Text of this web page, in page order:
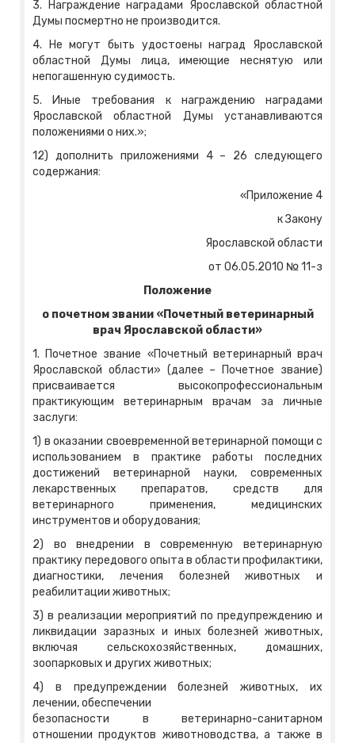
3. Награждение наградами Ярославской областной
Думы посмертно не производится.
4. Не могут быть удостоены наград Ярославской
областной Думы лица, имеющие неснятую или
непогашенную судимость.
5. Иные требования к награждению наградами
Ярославской областной Думы устанавливаются
положениями о них.»;
12) дополнить приложениями 4 – 26 следующего
содержания:
«Приложение 4
к Закону
Ярославской области
от 06.05.2010 № 11-з
Положение
о почетном звании «Почетный ветеринарный
врач Ярославской области»
1. Почетное звание «Почетный ветеринарный врач
Ярославской области» (далее – Почетное звание)
присваивается высокопрофессиональным
практикующим ветеринарным врачам за личные
заслуги:
1) в оказании своевременной ветеринарной помощи с
использованием в практике работы последних
достижений ветеринарной науки, современных
лекарственных препаратов, средств для
ветеринарного применения, медицинских
инструментов и оборудования;
2) во внедрении в современную ветеринарную
практику передового опыта в области профилактики,
диагностики, лечения болезней животных и
реабилитации животных;
3) в реализации мероприятий по предупреждению и
ликвидации заразных и иных болезней животных,
включая сельскохозяйственных, домашних,
зоопарковых и других животных;
4) в предупреждении болезней животных, их
лечении, обеспечении
безопасности в ветеринарно-санитарном
отношении продуктов животноводства, а также в